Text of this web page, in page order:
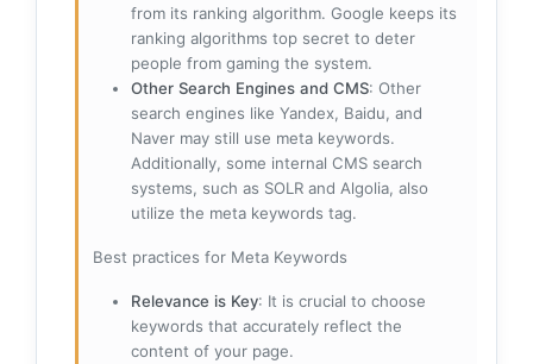
from its ranking algorithm. Google keeps its
ranking algorithms top secret to deter
people from gaming the system.
Other Search Engines and CMS: Other
search engines like Yandex, Baidu, and
Naver may still use meta keywords.
Additionally, some internal CMS search
systems, such as SOLR and Algolia, also
utilize the meta keywords tag.
Best practices for Meta Keywords
Relevance is Key: It is crucial to choose
keywords that accurately reflect the
content of your page.